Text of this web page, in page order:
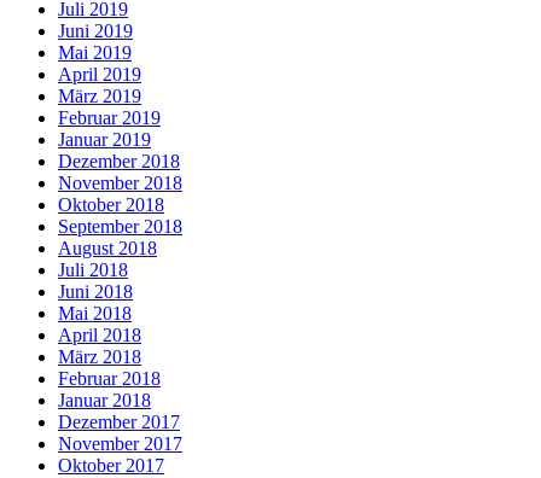
Juli 2019
Juni 2019
Mai 2019
April 2019
März 2019
Februar 2019
Januar 2019
Dezember 2018
November 2018
Oktober 2018
September 2018
August 2018
Juli 2018
Juni 2018
Mai 2018
April 2018
März 2018
Februar 2018
Januar 2018
Dezember 2017
November 2017
Oktober 2017